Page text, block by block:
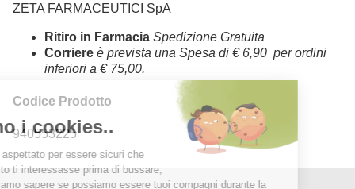
ZETA FARMACEUTICI SpA
Ritiro in Farmacia Spedizione Gratuita
Corriere è prevista una Spesa di € 6,90 per ordini
inferiori a € 75,00.
Codice Prodotto
940553225